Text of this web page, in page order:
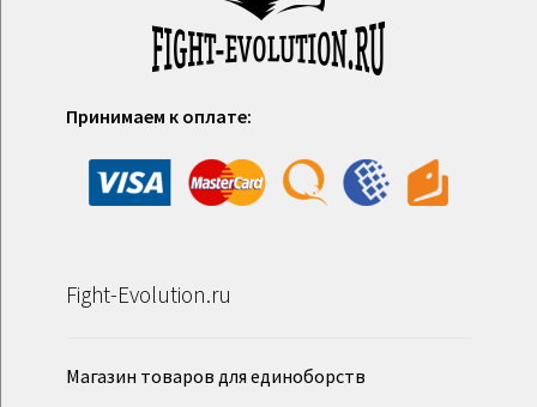
Принимаем к оплате:
Fight-Evolution.ru
Магазин товаров для единоборств